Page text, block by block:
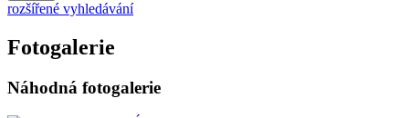
rozšířené vyhledávání
Fotogalerie
Náhodná fotogalerie